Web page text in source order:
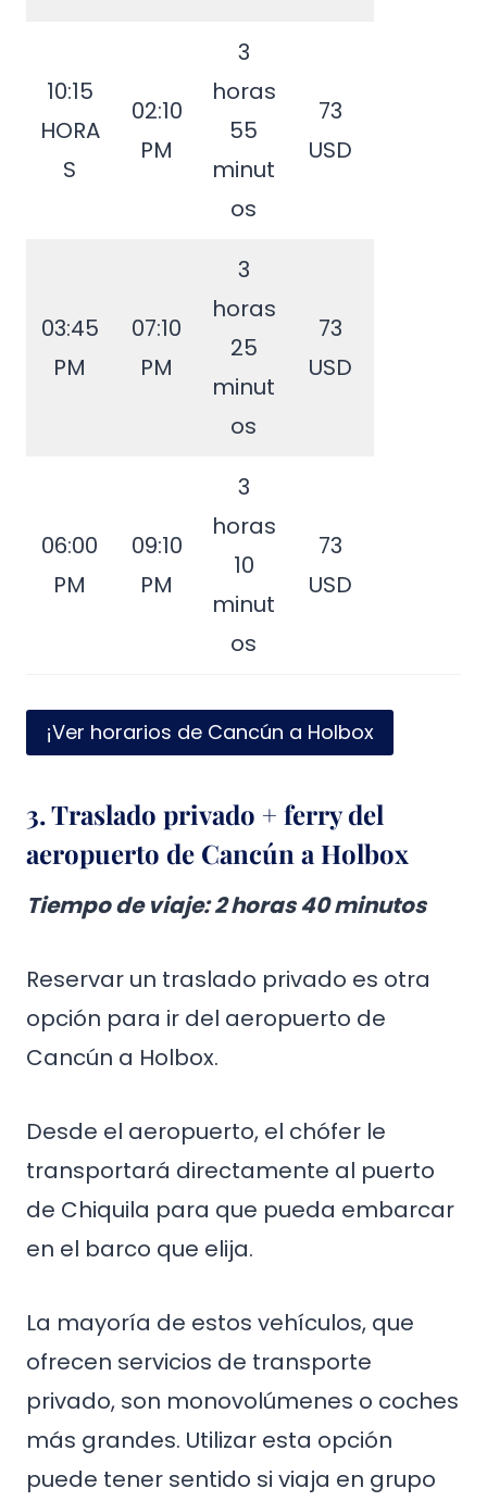
10:15
HORA
S
02:10
PM
3
horas
55
minut
os
73
USD
03:45
PM
07:10
PM
3
horas
25
minut
os
73
USD
06:00
PM
09:10
PM
3
horas
10
minut
os
73
USD
¡Ver horarios de Cancún a Holbox
3. Traslado privado + ferry del
aeropuerto de Cancún a Holbox
Tiempo de viaje: 2 horas 40 minutos
Reservar un traslado privado es otra
opción para ir del aeropuerto de
Cancún a Holbox.
Desde el aeropuerto, el chófer le
transportará directamente al puerto
de Chiquila para que pueda embarcar
en el barco que elija.
La mayoría de estos vehículos, que
ofrecen servicios de transporte
privado, son monovolúmenes o coches
más grandes. Utilizar esta opción
puede tener sentido si viaja en grupo